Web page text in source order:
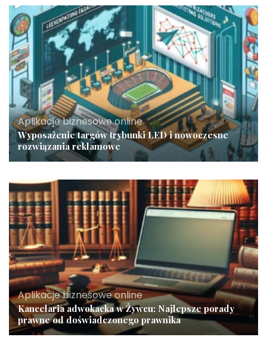
Aplikacje biznesowe online
Wyposażenie targów trybunki LED i nowoczesne
rozwiązania reklamowe
Aplikacje biznesowe online
Kancelaria adwokacka w Żywcu: Najlepsze porady
prawne od doświadczonego prawnika